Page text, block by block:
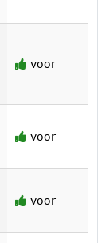
voor
voor
voor